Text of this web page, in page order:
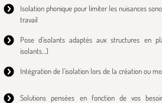
Isolation phonique pour limiter les nuisances
travail
Pose d’isolants adaptés aux structures en
isolants…)
Intégration de l’isolation lors de la création ou
Solutions pensées en fonction de vos